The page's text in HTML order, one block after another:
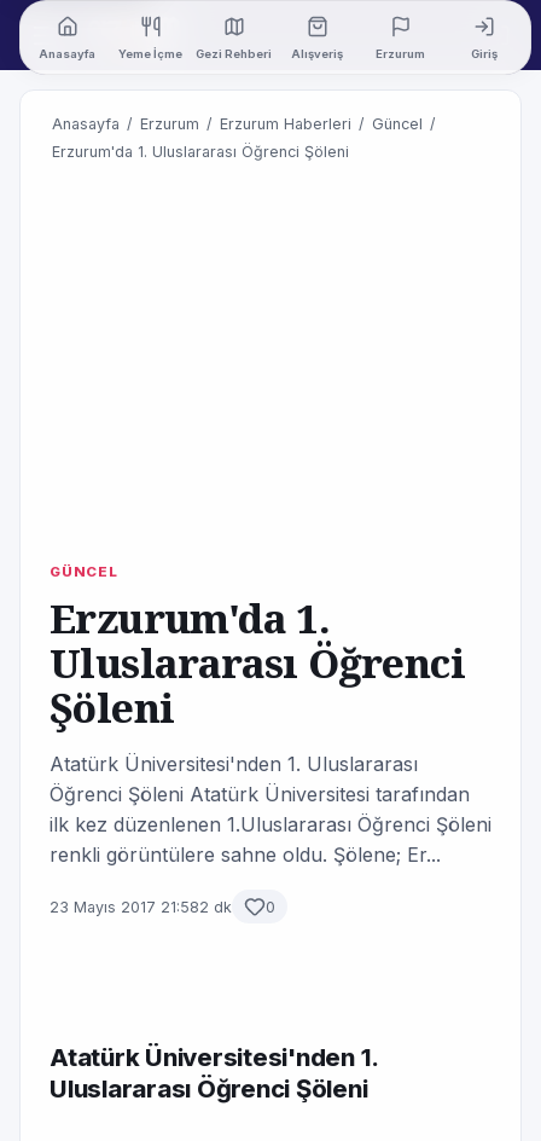
Anasayfa Yeme İçme Gezi Rehberi Alışveriş Erzurum Giriş
Anasayfa / Erzurum / Erzurum Haberleri / Güncel /
Erzurum'da 1. Uluslararası Öğrenci Şöleni
GÜNCEL
Erzurum'da 1.
Uluslararası Öğrenci
Şöleni
Atatürk Üniversitesi'nden 1. Uluslararası
Öğrenci Şöleni Atatürk Üniversitesi tarafından
ilk kez düzenlenen 1.Uluslararası Öğrenci Şöleni
renkli görüntülere sahne oldu. Şölene; Er...
23 Mayıs 2017 21:582 dk 0
Atatürk Üniversitesi'nden 1.
Uluslararası Öğrenci Şöleni